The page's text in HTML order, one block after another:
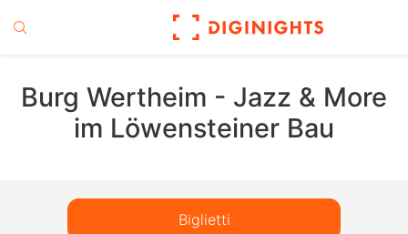
Burg Wertheim - Jazz & More
im Löwensteiner Bau
Biglietti